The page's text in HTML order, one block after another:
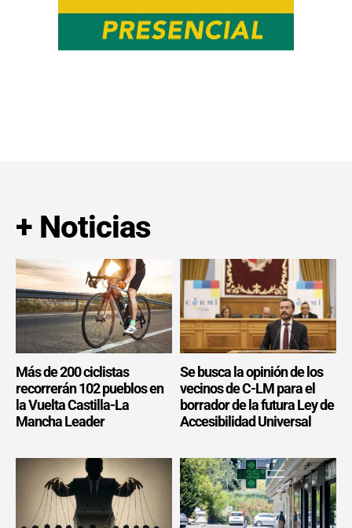
+ Noticias
Más de 200 ciclistas
recorrerán 102 pueblos en
la Vuelta Castilla-La
Mancha Leader
Se busca la opinión de los
vecinos de C-LM para el
borrador de la futura Ley de
Accesibilidad Universal